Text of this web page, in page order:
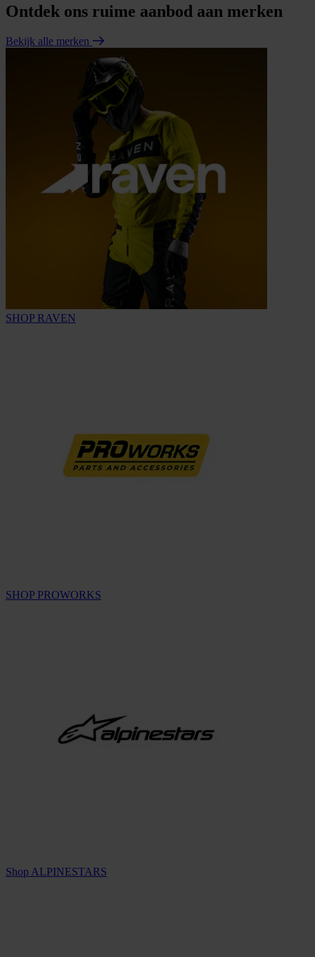
Ontdek ons ruime aanbod aan merken
Bekijk alle merken
SHOP RAVEN
SHOP PROWORKS
Shop ALPINESTARS